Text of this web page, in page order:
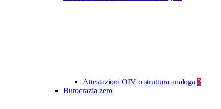
Attestazioni OIV o struttura analoga 2
Burocrazia zero